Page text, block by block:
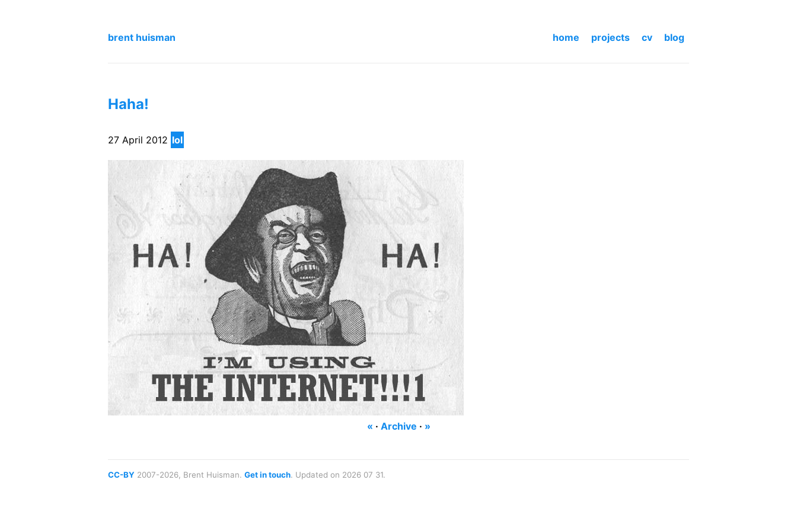
brent huisman home projects cv blog
Haha!
27 April 2012 lol
« · Archive · »
CC-BY 2007-2026, Brent Huisman. Get in touch. Updated on 2026 07 31.